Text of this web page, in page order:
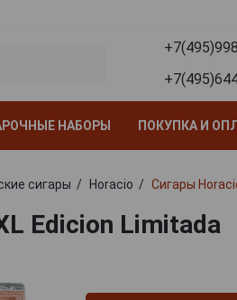
НАБОРЫ ПОКУПКА И
сигары Horacio Сигары
Edicion Limitada